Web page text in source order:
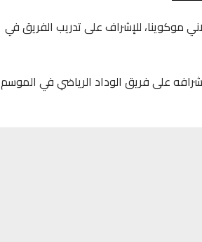
الخميس 11 يوليوز 2024، تعاقده مع رولاني موكوينا، للإشراف على تدريب الفريق في
بإشرافه على فريق الوداد الرياضي في الموسم